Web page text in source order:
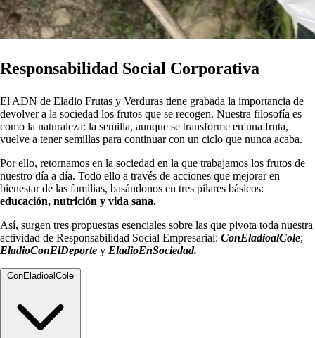
Responsabilidad Social Corporativa
El ADN de Eladio Frutas y Verduras tiene grabada la importancia de
devolver a la sociedad los frutos que se recogen. Nuestra filosofía es
como la naturaleza: la semilla, aunque se transforme en una fruta,
vuelve a tener semillas para continuar con un ciclo que nunca acaba.
Por ello, retornamos en la sociedad en la que trabajamos los frutos de
nuestro día a día. Todo ello a través de acciones que mejorar en
bienestar de las familias, basándonos en tres pilares básicos:
educación, nutrición y vida sana.
Así, surgen tres propuestas esenciales sobre las que pivota toda nuestra
actividad de Responsabilidad Social Empresarial: ConEladioalCole;
EladioConElDeporte y EladioEnSociedad.
ConEladioalCole